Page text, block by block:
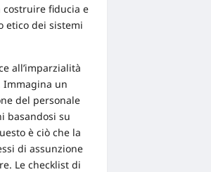
costruire fiducia e
etico dei sistemi
all’imparzialità
Immagina un
del personale
basandosi su
è ciò che la
di assunzione
Le checklist di